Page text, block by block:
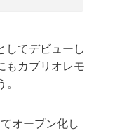
してデビューし
もカブリオレモ
オープン化し